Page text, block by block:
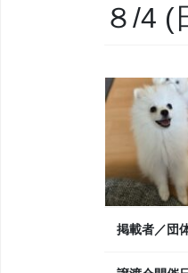
８/4 (
掲載者／団